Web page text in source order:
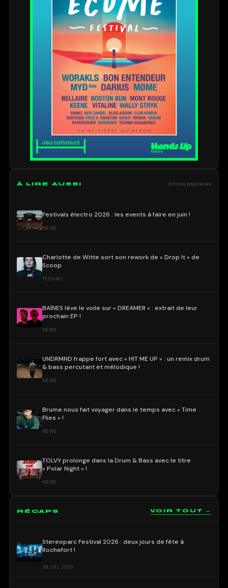
À LIRE AUSSI Articles populaires
Festivals électro 2026 : les events à faire en juin !
NEWS
Charlotte de Witte sort son rework de « Drop It » de
Scoop
TECHNO
BAÏNES lève le voile sur « DREAMER » : extrait de leur
prochain EP !
NEWS
UNDRMND frappe fort avec « HIT ME UP » : un remix drum
& bass percutant et mélodique !
NEWS
Brume nous fait voyager dans le temps avec « Time
Flies » !
NEWS
TOLVY prolonge dans la Drum & Bass avec le titre
« Polar Night » !
NEWS
RÉCAPS VOIR TOUT →
Stereoparc Festival 2026 : deux jours de fête à
Rochefort !
29 JUIL 2026